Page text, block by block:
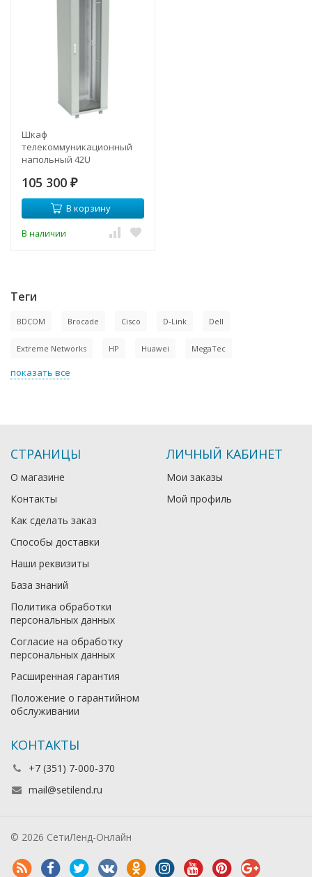
Шкаф
телекоммуникационный
напольный 42U
(SNR-TFC-426010-GS-G)
105 300 ₽
В корзину
В наличии
Теги
BDCOM Brocade Cisco D-Link Dell
Extreme Networks HP Huawei MegaTec
показать все
СТРАНИЦЫ
О магазине
Контакты
Как сделать заказ
Способы доставки
Наши реквизиты
База знаний
Политика обработки
персональных данных
Согласие на обработку
персональных данных
Расширенная гарантия
Положение о гарантийном
обслуживании
ЛИЧНЫЙ КАБИНЕТ
Мои заказы
Мой профиль
КОНТАКТЫ
+7 (351) 7-000-370
mail@setilend.ru
© 2026 СетиЛенд-Онлайн